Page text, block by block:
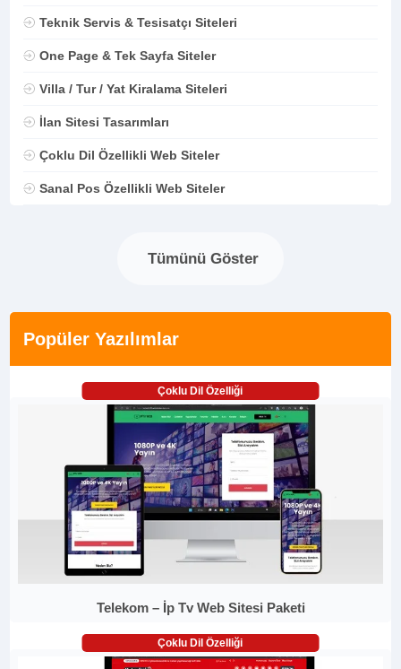
Teknik Servis & Tesisatçı Siteleri
One Page & Tek Sayfa Siteler
Villa / Tur / Yat Kiralama Siteleri
İlan Sitesi Tasarımları
Çoklu Dil Özellikli Web Siteler
Sanal Pos Özellikli Web Siteler
Tümünü Göster
Popüler Yazılımlar
Çoklu Dil Özelliği
Telekom – İp Tv Web Sitesi Paketi
Çoklu Dil Özelliği